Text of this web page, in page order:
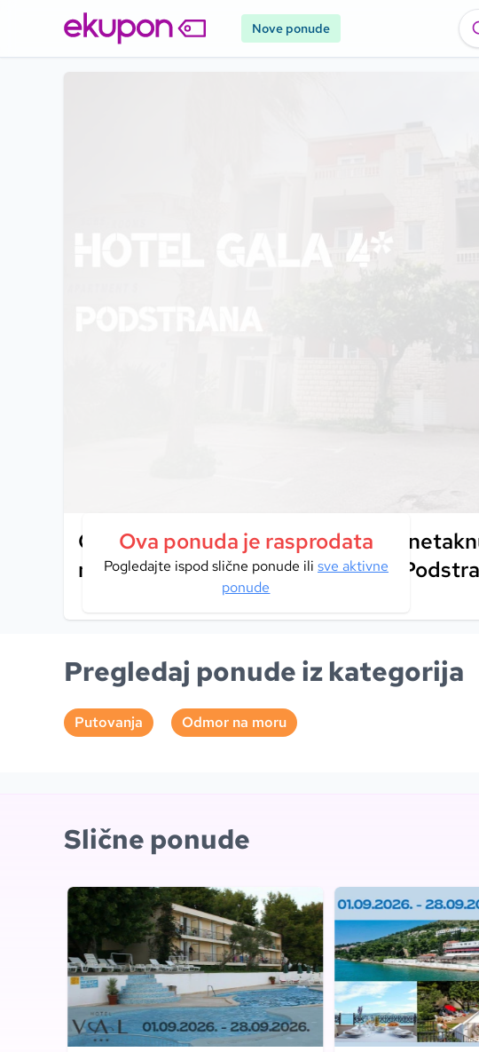
Nove ponude
Ova ponuda je rasprodata
Pogledajte ispod slične ponude ili sve aktivne
ponude
Okružen mediteranskom klimom,
morem i suncem, Hotel Gala 4* u
Pregledaj ponude iz kategorija
Putovanja Odmor na moru
Slične ponude